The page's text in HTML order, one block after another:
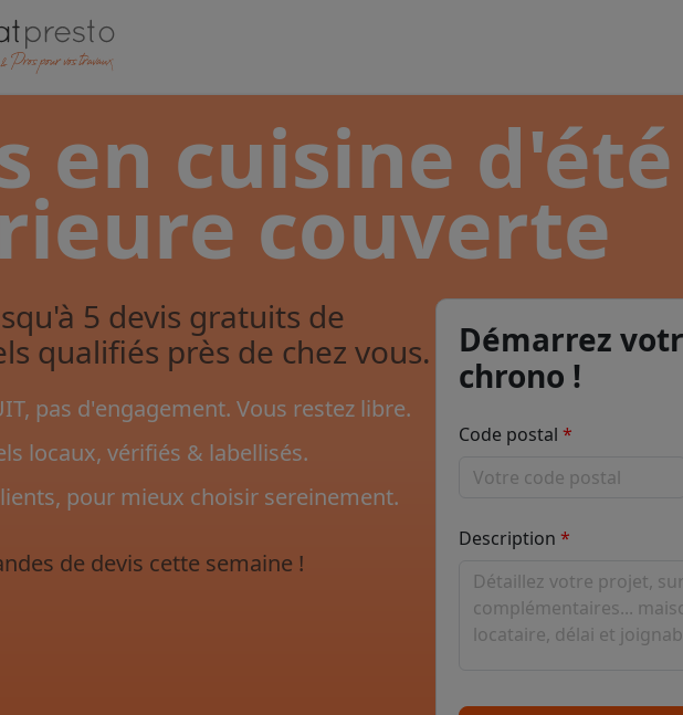
en cuisine d'été
couverte
5 devis gratuits de
qualifiés près de chez vous.
pas d'engagement. Vous restez libre.
locaux, vérifiés & labellisés.
pour mieux choisir sereinement.
de devis cette semaine !
Démarrez
chrono !
Code postal
Description